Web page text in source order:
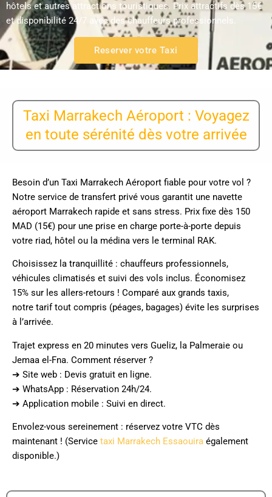
hôtels et autres attractions touristiques. Prix attractifs dès 15€
et disponibilité 24/7 avec des chauffeurs professionnels.
Reserver votre Taxi
Taxi Marrakech Aéroport : Voyagez
en toute sérénité dès votre arrivée
Besoin d’un Taxi Marrakech Aéroport fiable pour votre vol ?
Notre service de transfert privé vous garantit une navette
aéroport Marrakech rapide et sans stress. Prix fixe dès 150
MAD (15€) pour une prise en charge porte-à-porte depuis
votre riad, hôtel ou la médina vers le terminal RAK.
Choisissez la tranquillité : chauffeurs professionnels,
véhicules climatisés et suivi des vols inclus. Économisez
15% sur les allers-retours ! Comparé aux grands taxis,
notre tarif tout compris (péages, bagages) évite les surprises
à l’arrivée.
Trajet express en 20 minutes vers Gueliz, la Palmeraie ou
Jemaa el-Fna. Comment réserver ?
➔ Site web : Devis gratuit en ligne.
➔ WhatsApp : Réservation 24h/24.
➔ Application mobile : Suivi en direct.
Envolez-vous sereinement : réservez votre VTC dès
maintenant ! (Service taxi Marrakech Essaouira également
disponible.)